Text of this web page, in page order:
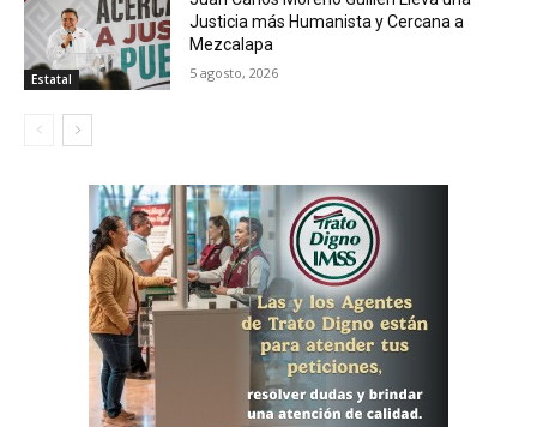
Estatal
Justicia más Humanista y Cercana a
Mezcalapa
5 agosto, 2026